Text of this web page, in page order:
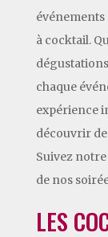
événements
à cocktail.
chaque
expérience
découvrir
Suivez
de nos
LES